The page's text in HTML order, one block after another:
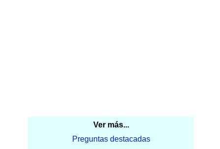
Ver más...
Preguntas destacadas